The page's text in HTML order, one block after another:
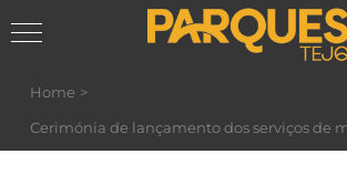
Skip
content
Home
Cerimónia de lançamento dos serviços de